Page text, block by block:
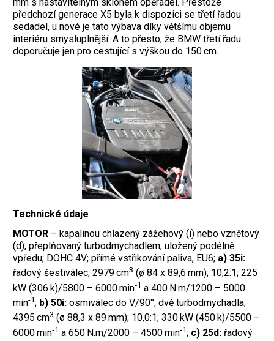
předchozí generace X5 byla k dispozici se třetí řadou
sedadel, u nové je tato výbava díky většímu objemu
interiéru smysluplnější. A to přesto, že BMW třetí řadu
doporučuje jen pro cestující s výškou do 150 cm.
Technické údaje
MOTOR – kapalinou chlazený zážehový (i) nebo vznětový
(d), přeplňovaný turbodmychadlem, uložený podélně
vpředu; DOHC 4V; přímé vstřikování paliva, EU6; a) 35i:
řadový šestiválec, 2979 cm3 (ø 84 x 89,6 mm); 10,2:1; 225
kW (306 k)/5800 – 6000 min‑1 a 400 N.m/1200 – 5000
min-1; b) 50i: osmiválec do V/90°, dvě turbodmychadla;
4395 cm3 (ø 88,3 x 89 mm); 10,0:1; 330 kW (450 k)/5500 –
6000 min‑1 a 650 N.m/2000 – 4500 min‑1; c) 25d: řadový